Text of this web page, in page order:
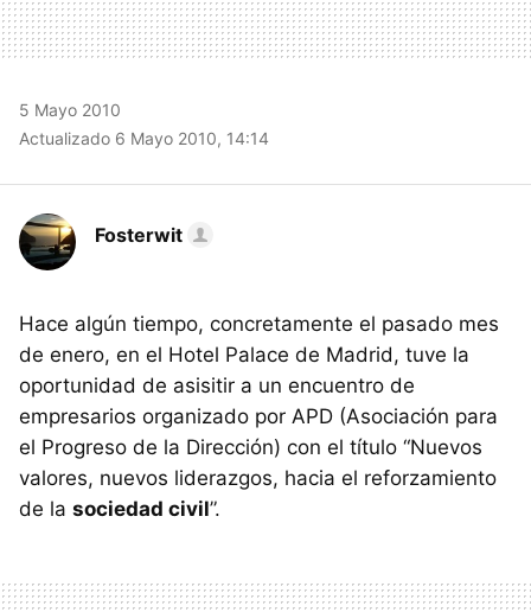
5 Mayo 2010
Actualizado 6 Mayo 2010, 14:14
Fosterwit
Hace algún tiempo, concretamente el pasado mes
de enero, en el Hotel Palace de Madrid, tuve la
oportunidad de asisitir a un encuentro de
empresarios organizado por APD (Asociación para
el Progreso de la Dirección) con el título “Nuevos
valores, nuevos liderazgos, hacia el reforzamiento
de la sociedad civil”.